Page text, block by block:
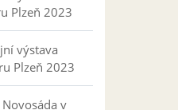
Plzeň 2023
výstava
Plzeň 2023
v